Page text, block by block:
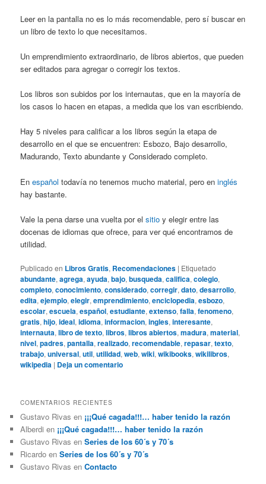
Leer en la pantalla no es lo más recomendable, pero sí buscar en
un libro de texto lo que necesitamos.
Un emprendimiento extraordinario, de libros abiertos, que pueden
ser editados para agregar o corregir los textos.
Los libros son subidos por los internautas, que en la mayoría de
los casos lo hacen en etapas, a medida que los van escribiendo.
Hay 5 niveles para calificar a los libros según la etapa de
desarrollo en el que se encuentren: Esbozo, Bajo desarrollo,
Madurando, Texto abundante y Considerado completo.
Enespañol todavía no tenemos mucho material, pero eninglés
hay bastante.
Vale la pena darse una vuelta por elsitio y elegir entre las
docenas de idiomas que ofrece, para ver qué encontramos de
utilidad.
Publicado en Libros Gratis, Recomendaciones | Etiquetado
abundante,agrega,ayuda,bajo,busqueda,califica,colegio,
completo,conocimiento,considerado,corregir,dato,desarrollo,
edita,ejemplo,elegir,emprendimiento,enciclopedia,esbozo,
escolar,escuela,español,estudiante,extenso,falla,fenomeno,
gratis,hijo,ideal,idioma,informacion,ingles,interesante,
internauta,libro de texto,libros,libros abiertos,madura,material,
nivel,padres,pantalla,realizado,recomendable,repasar,texto,
trabajo,universal,util,utilidad,web,wiki,wikibooks,wikilibros,
wikipedia | Deja un comentario
COMENTARIOS RECIENTES
Gustavo Rivas en ¡¡¡Qué cagada!!!… haber tenido la razón
Alberdi en ¡¡¡Qué cagada!!!… haber tenido la razón
Gustavo Rivas enSeries de los 60´s y 70´s
Ricardo enSeries de los 60´s y 70´s
Gustavo Rivas enContacto